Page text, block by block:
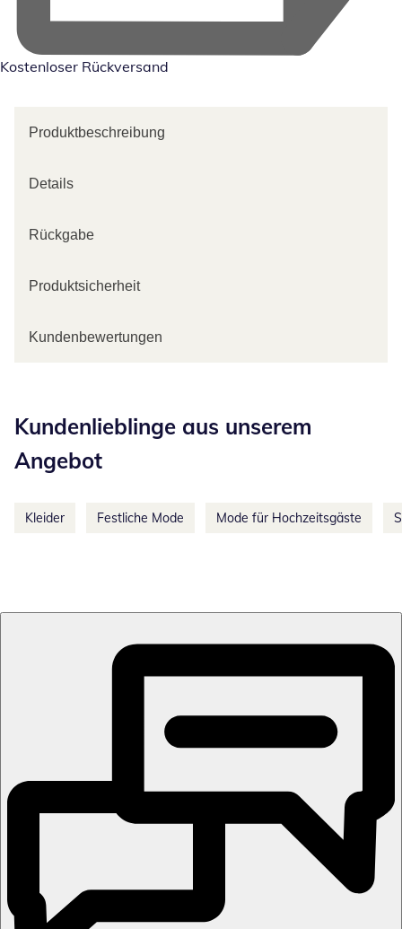
Kostenloser Rückversand
Produktbeschreibung
Details
Rückgabe
Produktsicherheit
Kundenbewertungen
Kundenlieblinge aus unserem
Angebot
Kleider Festliche Mode Mode für Hochzeitsgäste